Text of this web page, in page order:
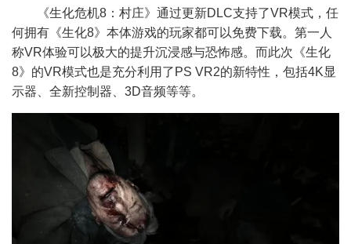
《生化危机8：村庄》通过更新DLC支持了VR模式，任
何拥有《生化8》本体游戏的玩家都可以免费下载。第一人
称VR体验可以极大的提升沉浸感与恐怖感。而此次《生化
8》的VR模式也是充分利用了PS VR2的新特性，包括4K显
示器、全新控制器、3D音频等等。